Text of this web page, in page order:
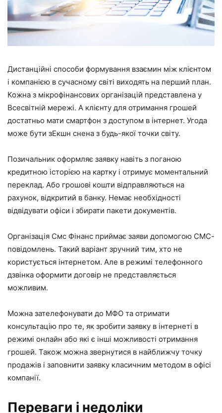
Дистанційні способи формування взаємин між клієнтом
і компанією в сучасному світі виходять на перший план.
Кожна з мікрофінансових організацій представлена у
Всесвітній мережі. А клієнту для отримання грошей
достатньо мати смартфон з доступом в інтернет. Угода
може бути зЕкшн снена з будь-якої точки світу.
Позичальник оформляє заявку навіть з поганою
кредитною історією на картку і отримує моментальний
переклад. Або грошові кошти відправляються на
рахунок, відкритий в банку. Немає необхідності
відвідувати офіси і збирати пакети документів.
Організація Смс Фінанс приймає заяви допомогою СМС-
повідомлень. Такий варіант зручний тим, хто не
користується інтернетом. Але в режимі телефонного
дзвінка оформити договір не представляється
можливим.
Можна зателефонувати до МФО та отримати
консультацію про те, як зробити заявку в інтернеті в
режимі онлайн або які є інші можливості отримання
грошей. Також можна звернутися в найближчу точку
продажів і заповнити заявку класичним методом в офісі
компанії.
Переваги і недоліки